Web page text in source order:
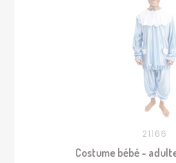
21166
Costume bébé -